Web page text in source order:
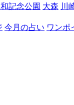
記念公園 大森 川
今月の占い ワンポ